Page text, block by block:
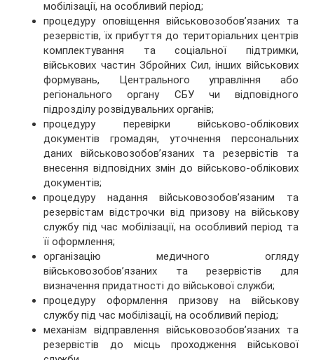
мобілізації, на особливий період;
процедуру оповіщення військовозобов’язаних та
резервістів, їх прибуття до територіальних центрів
комплектування та соціальної підтримки,
військових частин Збройних Сил, інших військових
формувань, Центрального управління або
регіонального органу СБУ чи відповідного
підрозділу розвідувальних органів;
процедуру перевірки військово-облікових
документів громадян, уточнення персональних
даних військовозобов’язаних та резервістів та
внесення відповідних змін до військово-облікових
документів;
процедуру надання військовозобов’язаним та
резервістам відстрочки від призову на військову
службу під час мобілізації, на особливий період та
її оформлення;
організацію медичного огляду
військовозобов’язаних та резервістів для
визначення придатності до військової служби;
процедуру оформлення призову на військову
службу під час мобілізації, на особливий період;
механізм відправлення військовозобов’язаних та
резервістів до місць проходження військової